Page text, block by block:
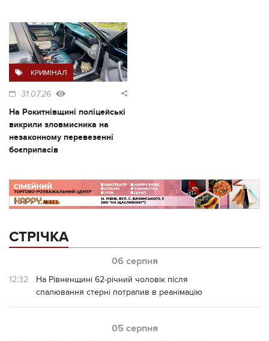
КРИМІНАЛ
31.07.26
На Рокитнівщині поліцейські
викрили зловмисника на
незаконному перевезенні
боєприпасів
СТРІЧКА
06 серпня
12:32
На Рівненщині 62-річний чоловік після
спалювання стерні потрапив в реанімацію
05 серпня